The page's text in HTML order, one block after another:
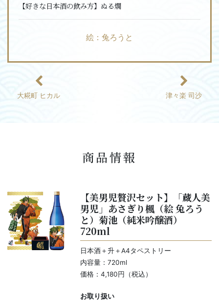
【好きな日本酒の飲み方】 ぬる燗
絵：兔ろうと
大糀町 ヒカル 津々楽 司沙
商品情報
【美男児贅沢セット】「蔵人美
男児」あさぎり楓（絵 兔ろう
と）菊池（純米吟醸酒）
720ml
日本酒＋升＋A4タペストリー
内容量：720ml
価格：4,180円（税込）
お取り扱い